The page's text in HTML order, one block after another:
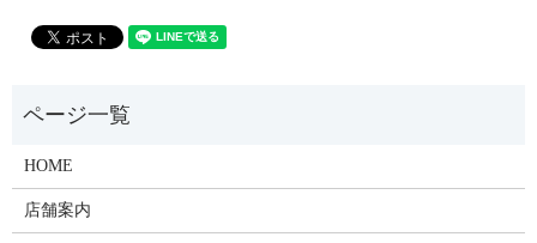
HOME
店舗案内